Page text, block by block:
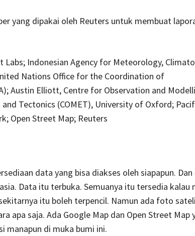
yang dipakai oleh Reuters untuk membuat
Labs; Indonesian Agency for Meteorology,
Nations Office for the Coordination of
Austin Elliott, Centre for Observation and
Tectonics (COMET), University of Oxford;
Open Street Map; Reuters
data yang bisa diakses oleh siapapun. Dan
Data itu terbuka. Semuanya itu tersedia kalau
itu boleh terpencil. Namun ada foto
apa saja. Ada Google Map dan Open Street Map
manapun di muka bumi ini.